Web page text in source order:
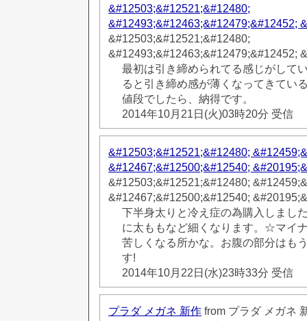
&#12503;&#12521;&#12480;
&#12493;&#12463;&#12479;&#12452;
&#12503;&#12521;&#12480;
&#12493;&#12463;&#12479;&#12452;
最初は引き締められてる感じがして
ると引き締め感が薄くなってきてい
値段でしたら、納得です。
2014年10月21日(火)03時20分 受信
&#12503;&#12521;&#12480;
&#12467;&#12500;&#12540;
&#12503;&#12521;&#12480;
&#12467;&#12500;&#12540;
下半身太りと冷え症の為購入しまし
に太ももなど細くなります。☆マイ
苦しくなる所かな。お腹の部分はも
す!
2014年10月22日(水)23時33分 受信
プラダ メガネ 新作 from プラダ メガネ